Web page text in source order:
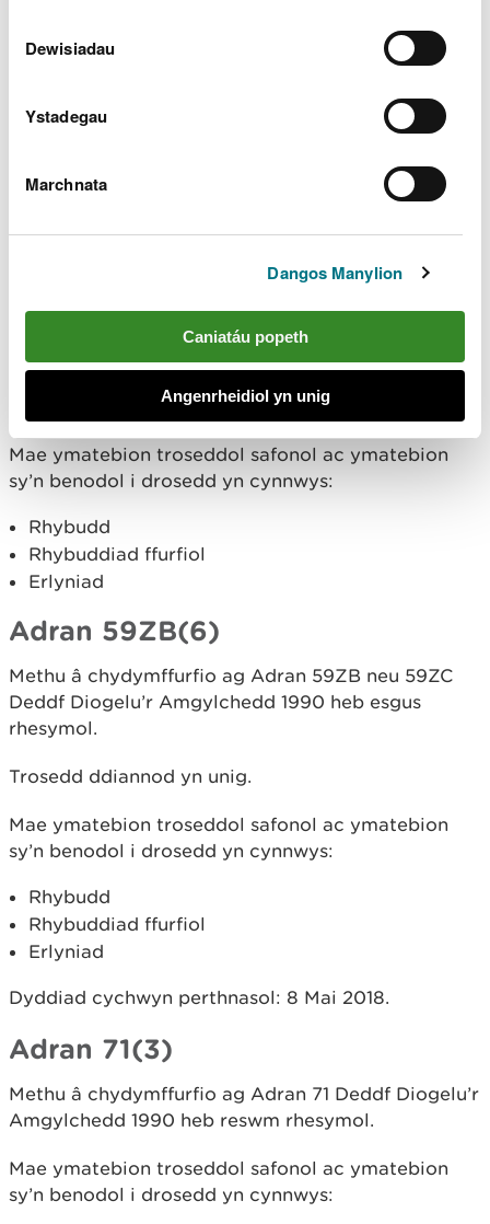
Dewisiadau
Ystadegau
Marchnata
Dangos Manylion
Caniatáu popeth
Angenrheidiol yn unig
Erlyniad
Mae sancsiynau sifil y gellir eu gosod fel a ganlyn:
Cosb Ariannol Newidiol
Methu â chydymffurfio ag Adran 59 Deddf
Diogelu’r Amgylchedd 1990 heb esgus rhesymol.
Trosedd ddiannod yn unig.
Mae ymatebion troseddol safonol ac ymatebion
sy’n benodol i drosedd yn cynnwys:
Rhybudd
Rhybuddiad ffurfiol
Erlyniad
Adran 59ZB(6)
Methu â chydymffurfio ag Adran 59ZB neu 59ZC
Deddf Diogelu’r Amgylchedd 1990 heb esgus
rhesymol.
Trosedd ddiannod yn unig.
Mae ymatebion troseddol safonol ac ymatebion
sy’n benodol i drosedd yn cynnwys:
Rhybudd
Rhybuddiad ffurfiol
Erlyniad
Dyddiad cychwyn perthnasol: 8 Mai 2018.
Adran 71(3)
Methu â chydymffurfio ag Adran 71 Deddf Diogelu’r
Amgylchedd 1990 heb reswm rhesymol.
Mae ymatebion troseddol safonol ac ymatebion
sy’n benodol i drosedd yn cynnwys: